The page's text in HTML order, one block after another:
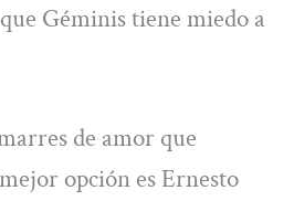
Géminis tiene miedo a
de amor que
opción es Ernesto